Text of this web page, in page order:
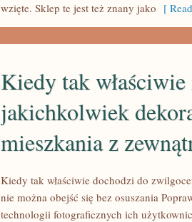
wzięte. Sklep te jest też znany jako [
Kiedy tak
jakichkolwiek
mieszkania z
Kiedy tak właściwie dochodzi do
nie można obejść się bez osuszania
technologii fotograficznych ich